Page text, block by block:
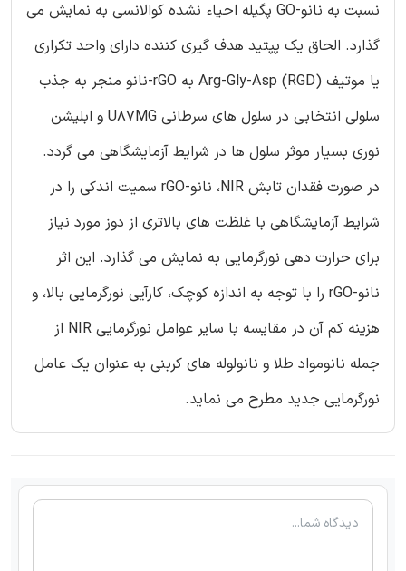
نسبت به نانو-GO پگیله احیاء نشده کوالانسی به نمایش می
گذارد. الحاق یک پپتید هدف گیری کننده دارای واحد تکراری
یا موتیف Arg-Gly-Asp (RGD) به rGO-نانو منجر به جذب
سلولی انتخابی در سلول های سرطانی U87MG و ابلیشن
نوری بسیار موثر سلول ها در شرایط آزمایشگاهی می گردد.
در صورت فقدان تابش NIR، نانو-rGO سمیت اندکی را در
شرایط آزمایشگاهی با غلظت های بالاتری از دوز مورد نیاز
برای حرارت دهی نورگرمایی به نمایش می گذارد. این اثر
نانو-rGO را با توجه به اندازه کوچک، کارآیی نورگرمایی بالا، و
هزینه کم آن در مقایسه با سایر عوامل نورگرمایی NIR از
جمله نانومواد طلا و نانولوله های کربنی به عنوان یک عامل
نورگرمایی جدید مطرح می نماید.